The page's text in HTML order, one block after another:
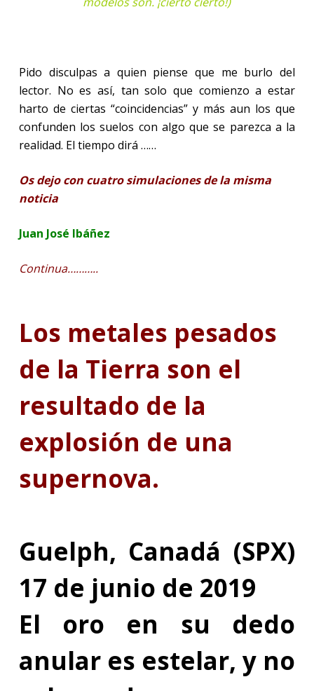
Pido disculpas a quien piense que me burlo del
lector. No es así, tan solo que comienzo a estar
harto de ciertas “coincidencias” y más aun los que
confunden los suelos con algo que se parezca a la
realidad. El tiempo dirá ……
Os dejo con cuatro simulaciones de la misma
noticia
Juan José Ibáñez
Continua………..
Los metales pesados
de la Tierra son el
resultado de la
explosión de una
supernova.
Guelph, Canadá (SPX)
17 de junio de 2019
El oro en su dedo
anular es estelar, y no